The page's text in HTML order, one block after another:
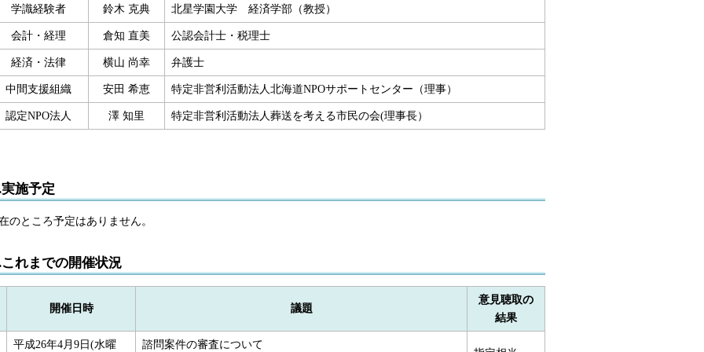
学識経験者 鈴木 克典 北星学園大学 経済学部（教授）
会計・経理 倉知 直美 公認会計士・税理士
経済・法律 横山 尚幸 弁護士
中間支援組織 安田 希恵 特定非営利活動法人北海道NPOサポートセンター（理事）
認定NPO法人 澤 知里 特定非営利活動法人葬送を考える市民の会(理事長）
施予定
のところ予定はありません。
れまでの開催状況
開催日時 議題
意見聴取の
結果
平成26年4月9日(水曜 諮問案件の審査について